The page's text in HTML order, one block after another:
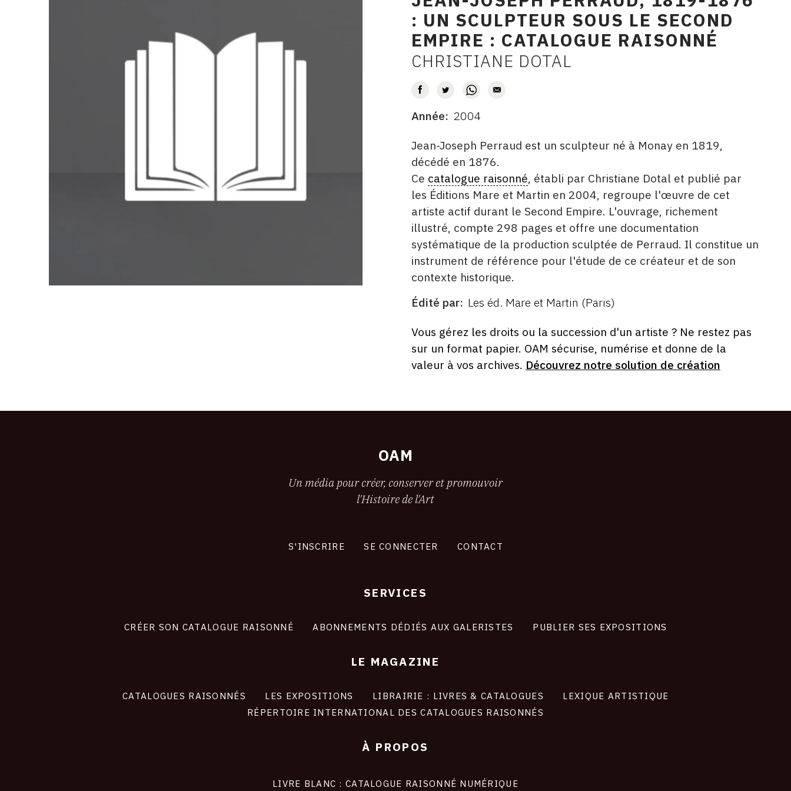
: UN SCULPTEUR SOUS LE SECOND
EMPIRE : CATALOGUE RAISONNÉ
AUTEUR
CHRISTIANE DOTAL
DATE
Année 2004
DESCRITPTION
Jean-Joseph Perraud est un sculpteur né à Monay en 1819,
décédé en 1876.
Ce catalogue raisonné, établi par Christiane Dotal et publié par
les Éditions Mare et Martin en 2004, regroupe l'œuvre de cet
artiste actif durant le Second Empire. L'ouvrage, richement
illustré, compte 298 pages et offre une documentation
systématique de la production sculptée de Perraud. Il constitue un
instrument de référence pour l'étude de ce créateur et de son
contexte historique.
ÉDITÉ
Édité par Les éd. Mare et Martin (Paris)
FORMAT
ÉTAT
Vous gérez les droits ou la succession d'un artiste ? Ne restez pas
sur un format papier. OAM sécurise, numérise et donne de la
valeur à vos archives. Découvrez notre solution de création
OAM
Un média pour créer, conserver et promouvoir
l'Histoire de l'Art
S'INSCRIRE SE CONNECTER CONTACT
SERVICES
CRÉER SON CATALOGUE RAISONNÉ ABONNEMENTS DÉDIÉS AUX GALERISTES PUBLIER SES EXPOSITIONS
LE MAGAZINE
CATALOGUES RAISONNÉS LES EXPOSITIONS LIBRAIRIE : LIVRES & CATALOGUES
LEXIQUE ARTISTIQUE
RÉPERTOIRE INTERNATIONAL DES CATALOGUES RAISONNÉS
À PROPOS
LIVRE BLANC : CATALOGUE RAISONNÉ NUMÉRIQUE